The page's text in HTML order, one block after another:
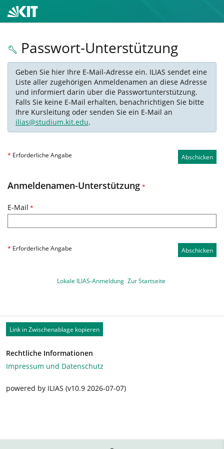
Passwort-Unterstützung
Geben Sie hier Ihre E-Mail-Adresse ein. ILIAS sendet eine
Liste aller zugehörigen Anmeldenamen an diese Adresse
und informiert darin über die Passwortunterstützung.
Falls Sie keine E-Mail erhalten, benachrichtigen Sie bitte
Ihre Kursleitung oder senden Sie ein E-Mail an
ilias@studium.kit.edu.
Abschicken
* Erforderliche Angabe
Anmeldenamen-Unterstützung *
E-Mail *
* Erforderliche Angabe Abschicken
Lokale ILIAS-Anmeldung Zur Startseite
Link in Zwischenablage kopieren
Rechtliche Informationen
Impressum und Datenschutz
powered by ILIAS (v10.9 2026-07-07)